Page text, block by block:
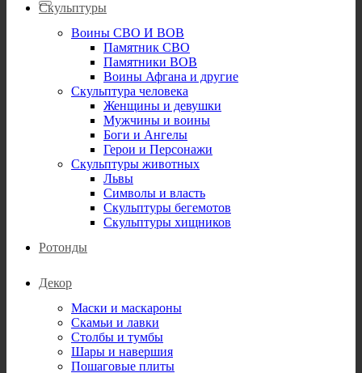
Скульптуры
Воины СВО И ВОВ
Памятник СВО
Памятники ВОВ
Воины Афгана и другие
Скульптура человека
Женщины и девушки
Мужчины и воины
Боги и Ангелы
Герои и Персонажи
Скульптуры животных
Львы
Символы и власть
Скульптуры бегемотов
Скульптуры хищников
Ротонды
Декор
Маски и маскароны
Скамьи и лавки
Столбы и тумбы
Шары и навершия
Пошаговые плиты